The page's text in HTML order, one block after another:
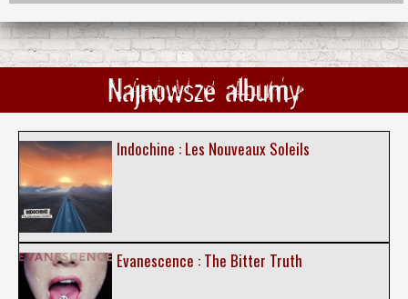
Najnowsze albumy
Indochine : Les Nouveaux Soleils
Evanescence : The Bitter Truth